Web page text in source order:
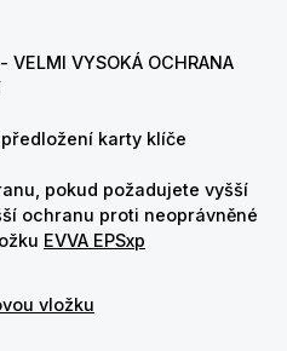
VYSOKÁ OCHRANA
karty klíče
pokud požadujete vyšší
ochranu proti neoprávněné
EVVA EPSxp
vložku